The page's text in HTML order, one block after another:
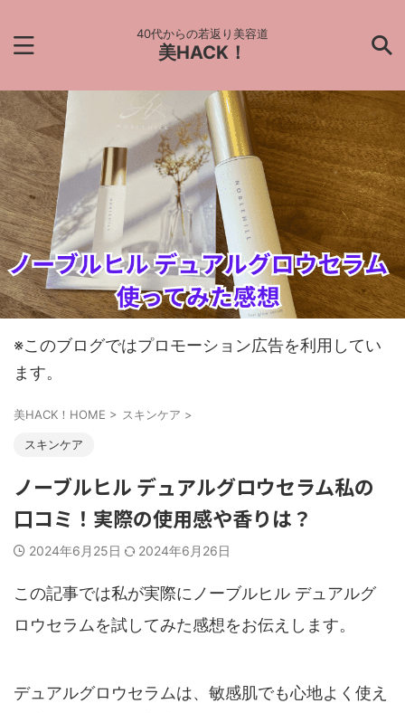
40代からの若返り美容道
美HACK！
※このブログではプロモーション広告を利用してい
ます。
美HACK！HOME > スキンケア >
スキンケア
ノーブルヒル デュアルグロウセラム私の
口コミ！実際の使用感や香りは？
2024年6月25日 2024年6月26日
この記事では私が実際にノーブルヒル デュアルグ
ロウセラムを試してみた感想をお伝えします。
デュアルグロウセラムは、敏感肌でも心地よく使え